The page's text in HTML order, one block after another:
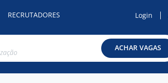
RECRUTADORES Login
ACHAR VAGAS